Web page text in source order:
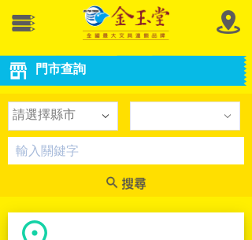
門市查詢
請選擇縣市